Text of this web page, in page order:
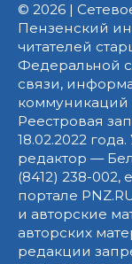
© 2026 |
Пензенский
читателей
Федеральной
связи,
коммуникаций
Реестровая
18.02.2022
редактор —
(8412) 238-002,
портале
и авторские
авторских
редакции